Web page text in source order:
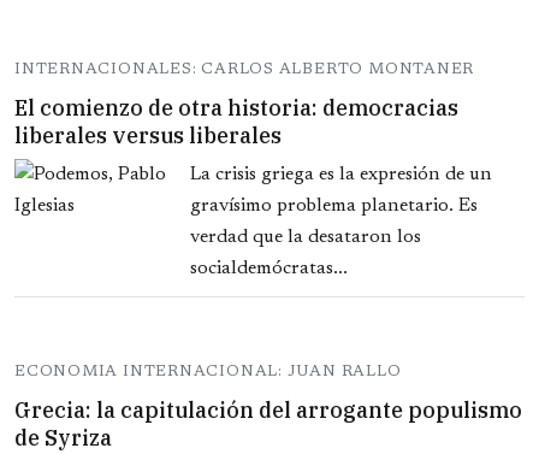
INTERNACIONALES: CARLOS ALBERTO MONTANER
El comienzo de otra historia: democracias
liberales versus liberales
La crisis griega es la expresión de un
gravísimo problema planetario. Es
verdad que la desataron los
socialdemócratas...
ECONOMIA INTERNACIONAL: JUAN RALLO
Grecia: la capitulación del arrogante populismo
de Syriza